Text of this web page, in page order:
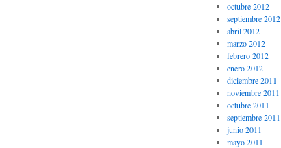
octubre 2012
septiembre 2012
abril 2012
marzo 2012
febrero 2012
enero 2012
diciembre 2011
noviembre 2011
octubre 2011
septiembre 2011
junio 2011
mayo 2011